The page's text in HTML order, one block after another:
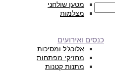
מטען שולחני
מצלמות
כנסים ואירועים
אלוכג’ל ומסיכות
מחזיקי מפתחות
מתנות קטנות